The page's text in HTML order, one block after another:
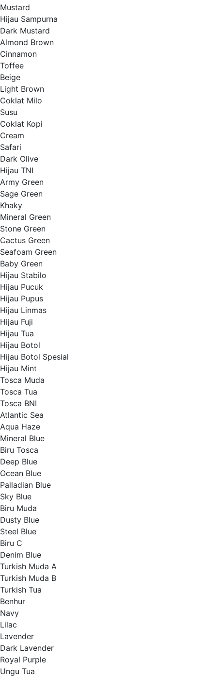
Mustard
Hijau Sampurna
Dark Mustard
Almond Brown
Cinnamon
Toffee
Beige
Light Brown
Coklat Milo
Susu
Coklat Kopi
Cream
Safari
Dark Olive
Hijau TNI
Army Green
Sage Green
Khaky
Mineral Green
Stone Green
Cactus Green
Seafoam Green
Baby Green
Hijau Stabilo
Hijau Pucuk
Hijau Pupus
Hijau Linmas
Hijau Fuji
Hijau Tua
Hijau Botol
Hijau Botol Spesial
Hijau Mint
Tosca Muda
Tosca Tua
Tosca BNI
Atlantic Sea
Aqua Haze
Mineral Blue
Biru Tosca
Deep Blue
Ocean Blue
Palladian Blue
Sky Blue
Biru Muda
Dusty Blue
Steel Blue
Biru C
Denim Blue
Turkish Muda A
Turkish Muda B
Turkish Tua
Benhur
Navy
Lilac
Lavender
Dark Lavender
Royal Purple
Ungu Tua